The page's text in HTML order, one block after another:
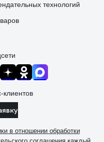
технологий
клиентов
в отношении обработки